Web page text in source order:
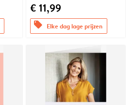
€ 11,99
offers Elke dag lage prijzen